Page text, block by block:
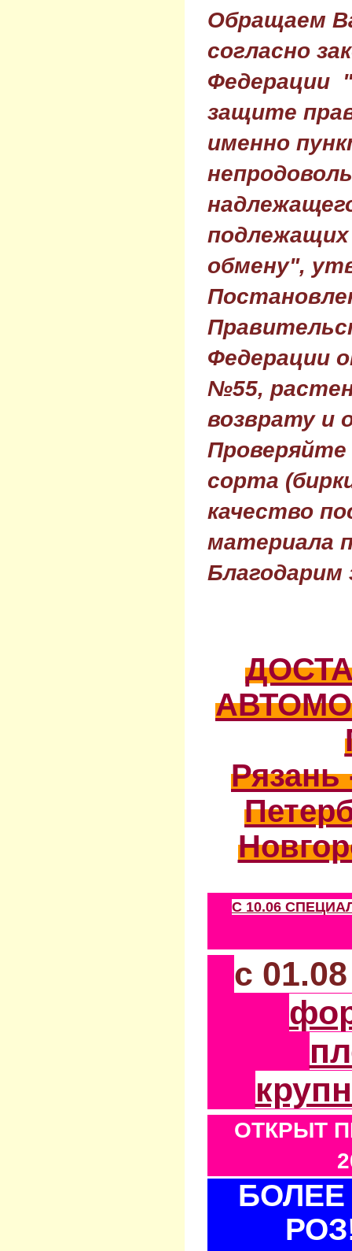
Обращаем
согласно
Федерации
защите
именно
обмену",
Федерации
№55,
возврату и
Проверяйте
сорта
качество
материала
Благодарим
Рязань
С 10.06
с
ОТКРЫТ
БОЛЕЕ